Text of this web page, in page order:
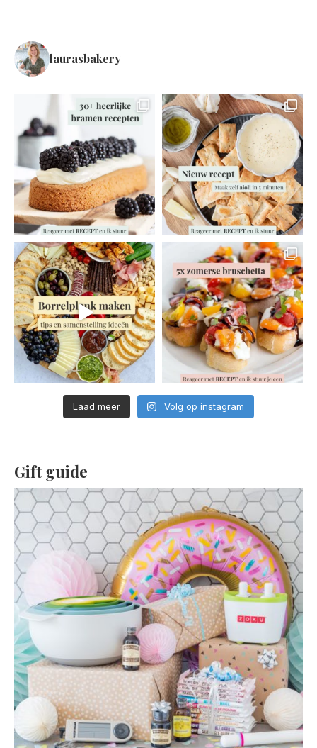
laurasbakery
Laad meer Volg op instagram
Gift guide